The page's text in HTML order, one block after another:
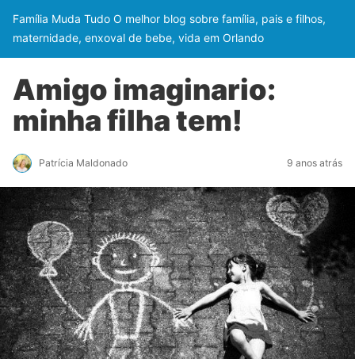
Família Muda Tudo O melhor blog sobre família, pais e filhos,
maternidade, enxoval de bebe, vida em Orlando
Amigo imaginario:
minha filha tem!
Patrícia Maldonado 9 anos atrás